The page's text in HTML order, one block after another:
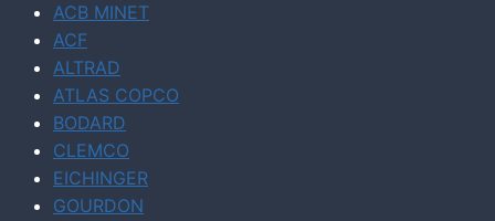
ACB MINET
ACF
ALTRAD
ATLAS COPCO
BODARD
CLEMCO
EICHINGER
GOURDON